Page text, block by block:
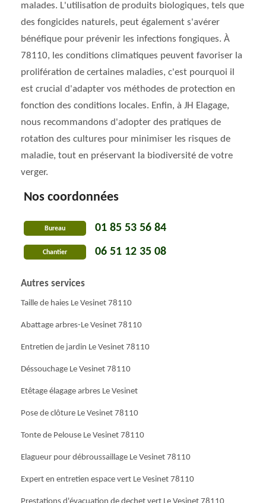
malades. L'utilisation de produits biologiques, tels que
des fongicides naturels, peut également s'avérer
bénéfique pour prévenir les infections fongiques. À
78110, les conditions climatiques peuvent favoriser la
prolifération de certaines maladies, c'est pourquoi il
est crucial d'adapter vos méthodes de protection en
fonction des conditions locales. Enfin, à JH Elagage,
nous recommandons d'adopter des pratiques de
rotation des cultures pour minimiser les risques de
maladie, tout en préservant la biodiversité de votre
verger.
Nos coordonnées
Bureau 01 85 53 56 84
Chantier 06 51 12 35 08
Autres services
Taille de haies Le Vesinet 78110
Abattage arbres-Le Vesinet 78110
Entretien de jardin Le Vesinet 78110
Déssouchage Le Vesinet 78110
Etêtage élagage arbres Le Vesinet
Pose de clôture Le Vesinet 78110
Tonte de Pelouse Le Vesinet 78110
Elagueur pour débroussaillage Le Vesinet 78110
Expert en entretien espace vert Le Vesinet 78110